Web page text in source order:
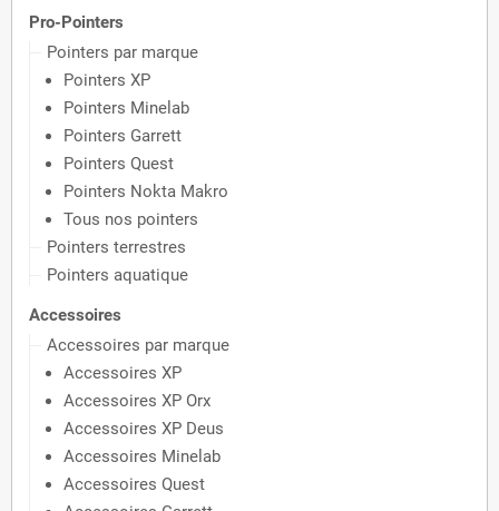
Pro-Pointers
Pointers par marque
Pointers XP
Pointers Minelab
Pointers Garrett
Pointers Quest
Pointers Nokta Makro
Tous nos pointers
Pointers terrestres
Pointers aquatique
Accessoires
Accessoires par marque
Accessoires XP
Accessoires XP Orx
Accessoires XP Deus
Accessoires Minelab
Accessoires Quest